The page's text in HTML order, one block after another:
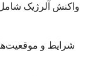
واکنش آلرژیک
شرایط و